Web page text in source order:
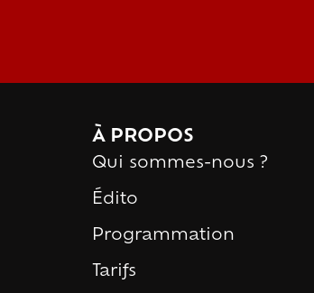
À PROPOS
Qui sommes-nous ?
Édito
Programmation
Tarifs